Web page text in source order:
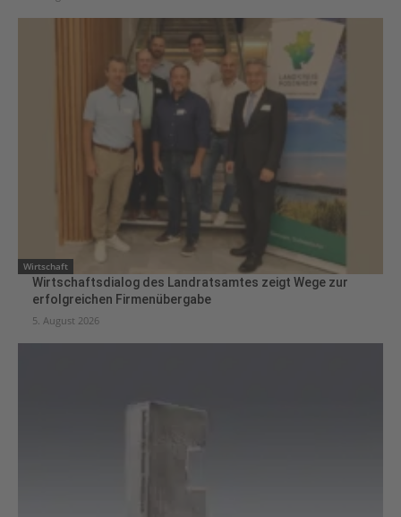
Wirtschaft
Wirtschaftsdialog des Landratsamtes zeigt Wege zur
erfolgreichen Firmenübergabe
5. August 2026